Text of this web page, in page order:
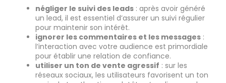
négliger le suivi des leads : après avoir généré
un lead, il est essentiel d’assurer un suivi régulier
pour maintenir son intérêt.
ignorer les commentaires et les messages :
l’interaction avec votre audience est primordiale
pour établir une relation de confiance.
utiliser un ton de vente agressif : sur les
réseaux sociaux, les utilisateurs favorisent un ton